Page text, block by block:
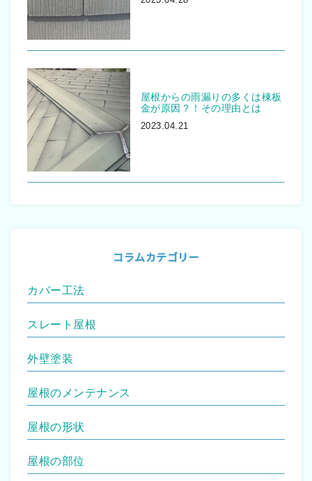
屋根からの雨漏りの多くは棟板
金が原因？！その理由とは
2023.04.21
コラムカテゴリー
カバー工法
スレート屋根
外壁塗装
屋根のメンテナンス
屋根の形状
屋根の部位